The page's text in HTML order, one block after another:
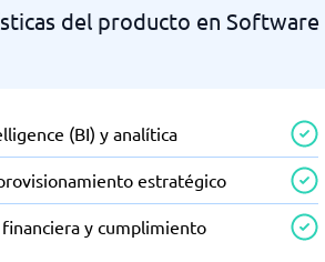
del producto en Software
(BI) y analítica
estratégico
y cumplimiento